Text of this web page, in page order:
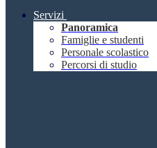
Servizi
Panoramica
Famiglie e studenti
Personale scolastico
Percorsi di studio